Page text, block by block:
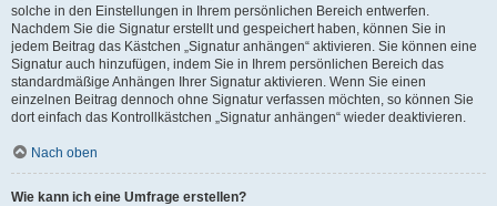
solche in den Einstellungen in Ihrem persönlichen Bereich entwerfen.
Nachdem Sie die Signatur erstellt und gespeichert haben, können Sie in
jedem Beitrag das Kästchen „Signatur anhängen“ aktivieren. Sie können eine
Signatur auch hinzufügen, indem Sie in Ihrem persönlichen Bereich das
standardmäßige Anhängen Ihrer Signatur aktivieren. Wenn Sie einen
einzelnen Beitrag dennoch ohne Signatur verfassen möchten, so können Sie
dort einfach das Kontrollkästchen „Signatur anhängen“ wieder deaktivieren.
Nach oben
Wie kann ich eine Umfrage erstellen?